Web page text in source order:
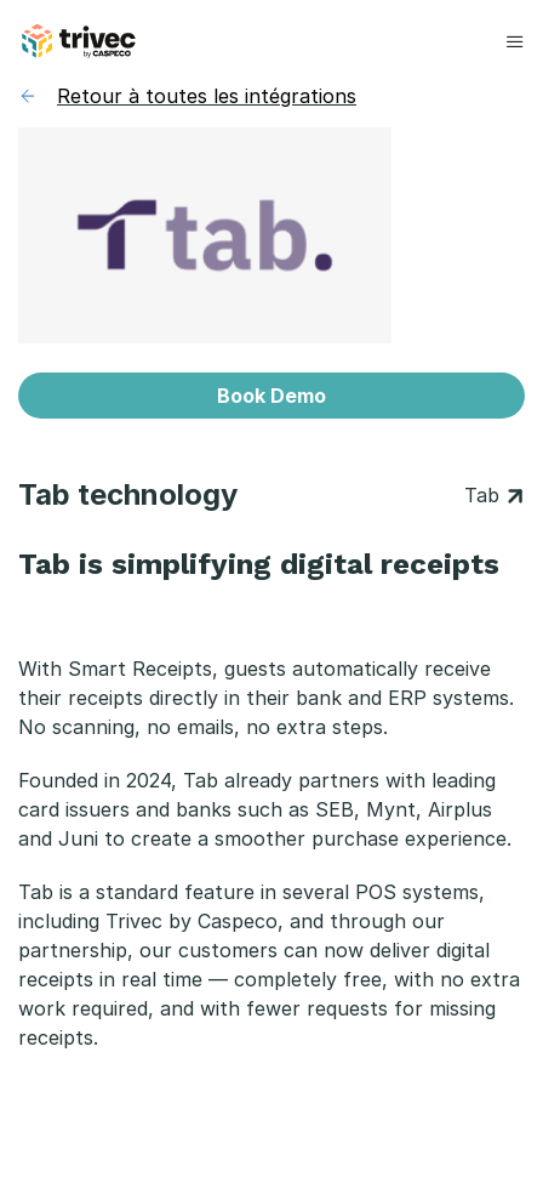
contenu
Retour à toutes les intégrations
Book Demo
Tab technology Tab
Tab is simplifying digital receipts
With Smart Receipts, guests automatically receive
their receipts directly in their bank and ERP systems.
No scanning, no emails, no extra steps.
Founded in 2024, Tab already partners with leading
card issuers and banks such as SEB, Mynt, Airplus
and Juni to create a smoother purchase experience.
Tab is a standard feature in several POS systems,
including Trivec by Caspeco, and through our
partnership, our customers can now deliver digital
receipts in real time — completely free, with no extra
work required, and with fewer requests for missing
receipts.